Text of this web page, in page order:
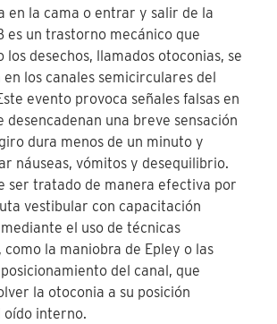
en la cama o entrar y salir de la
es un trastorno mecánico que
los desechos, llamados otoconias, se
los canales semicirculares del
evento provoca señales falsas en
desencadenan una breve sensación
dura menos de un minuto y
náuseas, vómitos y desequilibrio.
ser tratado de manera efectiva por
vestibular con capacitación
el uso de técnicas
como la maniobra de Epley o las
del canal, que
la otoconia a su posición
interno.